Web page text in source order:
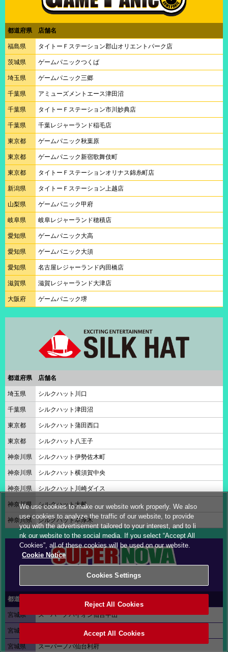
都道府県 店舗名
福島県 タイトーＦステーション郡山オリエントパーク店
茨城県 ゲームパニックつくば
埼玉県 ゲームパニック三郷
千葉県 アミューズメントエース津田沼
千葉県 タイトーＦステーション市川妙典店
千葉県 千葉レジャーランド稲毛店
東京都 ゲームパニック秋葉原
東京都 ゲームパニック新宿歌舞伎町
東京都 タイトーＦステーションオリナス錦糸町店
新潟県 タイトーＦステーション上越店
山梨県 ゲームパニック甲府
岐阜県 岐阜レジャーランド穂積店
愛知県 ゲームパニック大高
愛知県 ゲームパニック大須
愛知県 名古屋レジャーランド内田橋店
滋賀県 滋賀レジャーランド大津店
大阪府 ゲームパニック堺
都道府県 店舗名
埼玉県 シルクハット川口
千葉県 シルクハット津田沼
東京都 シルクハット蒲田西口
東京都 シルクハット八王子
神奈川県 シルクハット伊勢佐木町
神奈川県 シルクハット横須賀中央
神奈川県 シルクハット川崎ダイス
神奈川県 シルクハット大船
神奈川県 シルクハット本厚木
都道府県
宮城県 スーパーノバイオン仙台中山
宮城県 スーパーノバ仙台一番町
宮城県 スーパーノバ仙台利府
We use cookies to make our website work properly. We also
use cookies to analyze the traffic of our website, to provide
you with the advertisement tailored to your interest, and to li
nk our website to the social media. If you select “Accept All
Cookies”, all of these cookies will be used on our website.
Cookie Notice
Cookies Settings
Reject All Cookies
Accept All Cookies